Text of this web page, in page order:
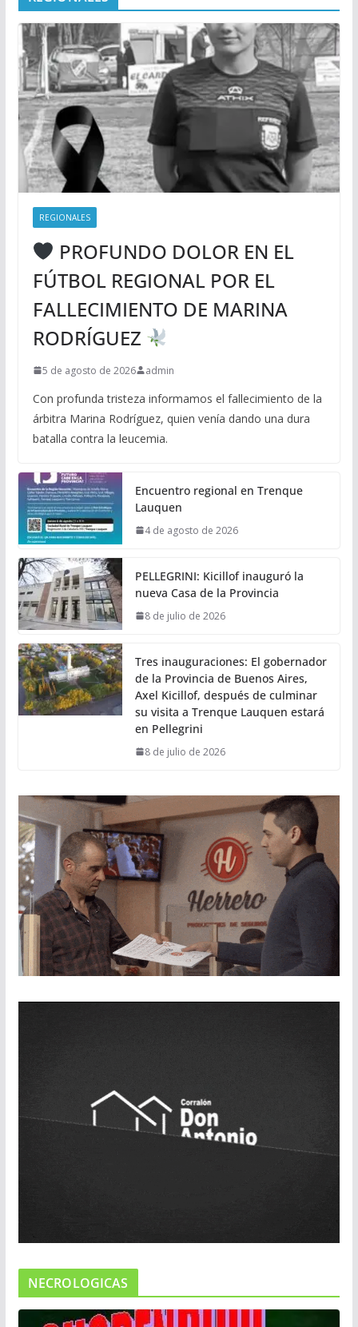
REGIONALES
PROFUNDO DOLOR EN EL
FÚTBOL REGIONAL POR EL
FALLECIMIENTO DE MARINA
RODRÍGUEZ
5 de agosto de 2026 admin
Con profunda tristeza informamos el fallecimiento de la
árbitra Marina Rodríguez, quien venía dando una dura
batalla contra la leucemia.
Encuentro regional en Trenque
Lauquen
4 de agosto de 2026
PELLEGRINI: Kicillof inauguró la
nueva Casa de la Provincia
8 de julio de 2026
Tres inauguraciones: El gobernador
de la Provincia de Buenos Aires,
Axel Kicillof, después de culminar
su visita a Trenque Lauquen estará
en Pellegrini
8 de julio de 2026
NECROLOGICAS